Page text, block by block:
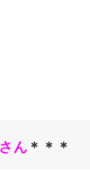
ん ＊＊＊